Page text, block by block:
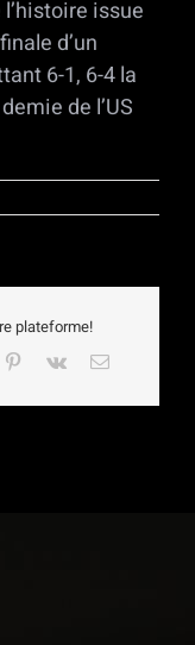
issue
d’un
6-1, 6-4 la
de l’US
plateforme!
Pinterest
Vk Email